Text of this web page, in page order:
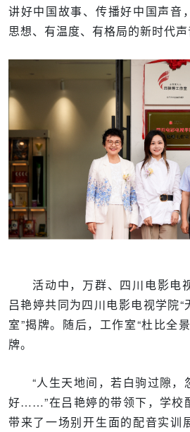
讲好中国故事、传播好中国声音
思想、有温度、有格局的新时代声
活动中，万群、四川电影电
吕艳婷共同为四川电影电视学院
室”揭牌。随后，工作室“杜比全
牌。
“人生天地间，若白驹过隙，
好……”在吕艳婷的带领下，学校
带来了一场别开生面的配音实训